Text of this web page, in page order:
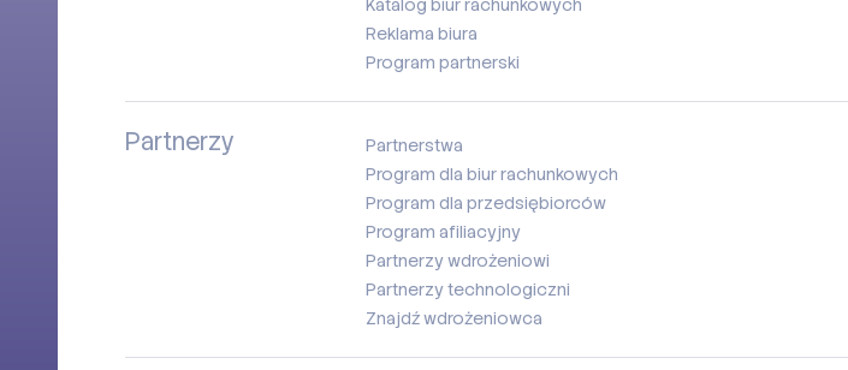
Katalog biur rachunkowych
Reklama biura
Program partnerski
Partnerzy
Partnerstwa
Program dla biur rachunkowych
Program dla przedsiębiorców
Program afiliacyjny
Partnerzy wdrożeniowi
Partnerzy technologiczni
Znajdź wdrożeniowca